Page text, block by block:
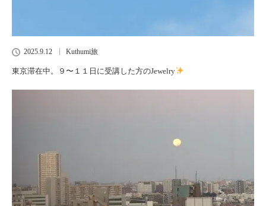
2025.9.12 Kuthumi旅
東京滞在中。９〜１１日に受講した方のJewelry